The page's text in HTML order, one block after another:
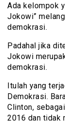
Ada kelompok
Jokowi”
demokrasi.
Padahal jika
Jokowi
demokrasi.
Itulah yang
Demokrasi.
Clinton,
2016 dan tidak